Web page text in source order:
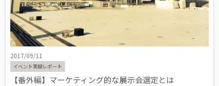
2017/09/11
イベント実録レポート
【番外編】マーケティング的な展示会選定とは